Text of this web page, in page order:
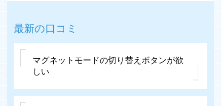
最新の口コミ
マグネットモードの切り替えボタンが欲
しい